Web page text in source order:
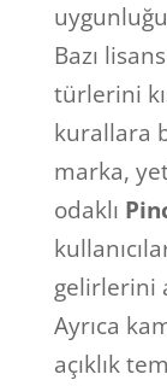
uygunluğu
Bazı
türlerini
kurallara
marka,
odaklı
gelirlerini
Ayrıca
açıklık